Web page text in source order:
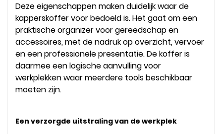
Deze eigenschappen maken duidelijk waar de
kapperskoffer voor bedoeld is. Het gaat om een
praktische organizer voor gereedschap en
accessoires, met de nadruk op overzicht, vervoer
en een professionele presentatie. De koffer is
daarmee een logische aanvulling voor
werkplekken waar meerdere tools beschikbaar
moeten zijn.
Een verzorgde uitstraling van de werkplek